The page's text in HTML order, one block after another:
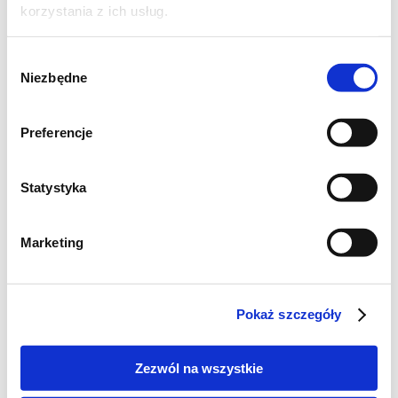
korzystania z ich usług.
zgody
Niezbędne
Preferencje
Statystyka
Marketing
Pokaż szczegóły
Zezwól na wszystkie
Żeberka ze śliwkami
1,5 kg ładnych żeberek
20-25 dojrzałych śliwek